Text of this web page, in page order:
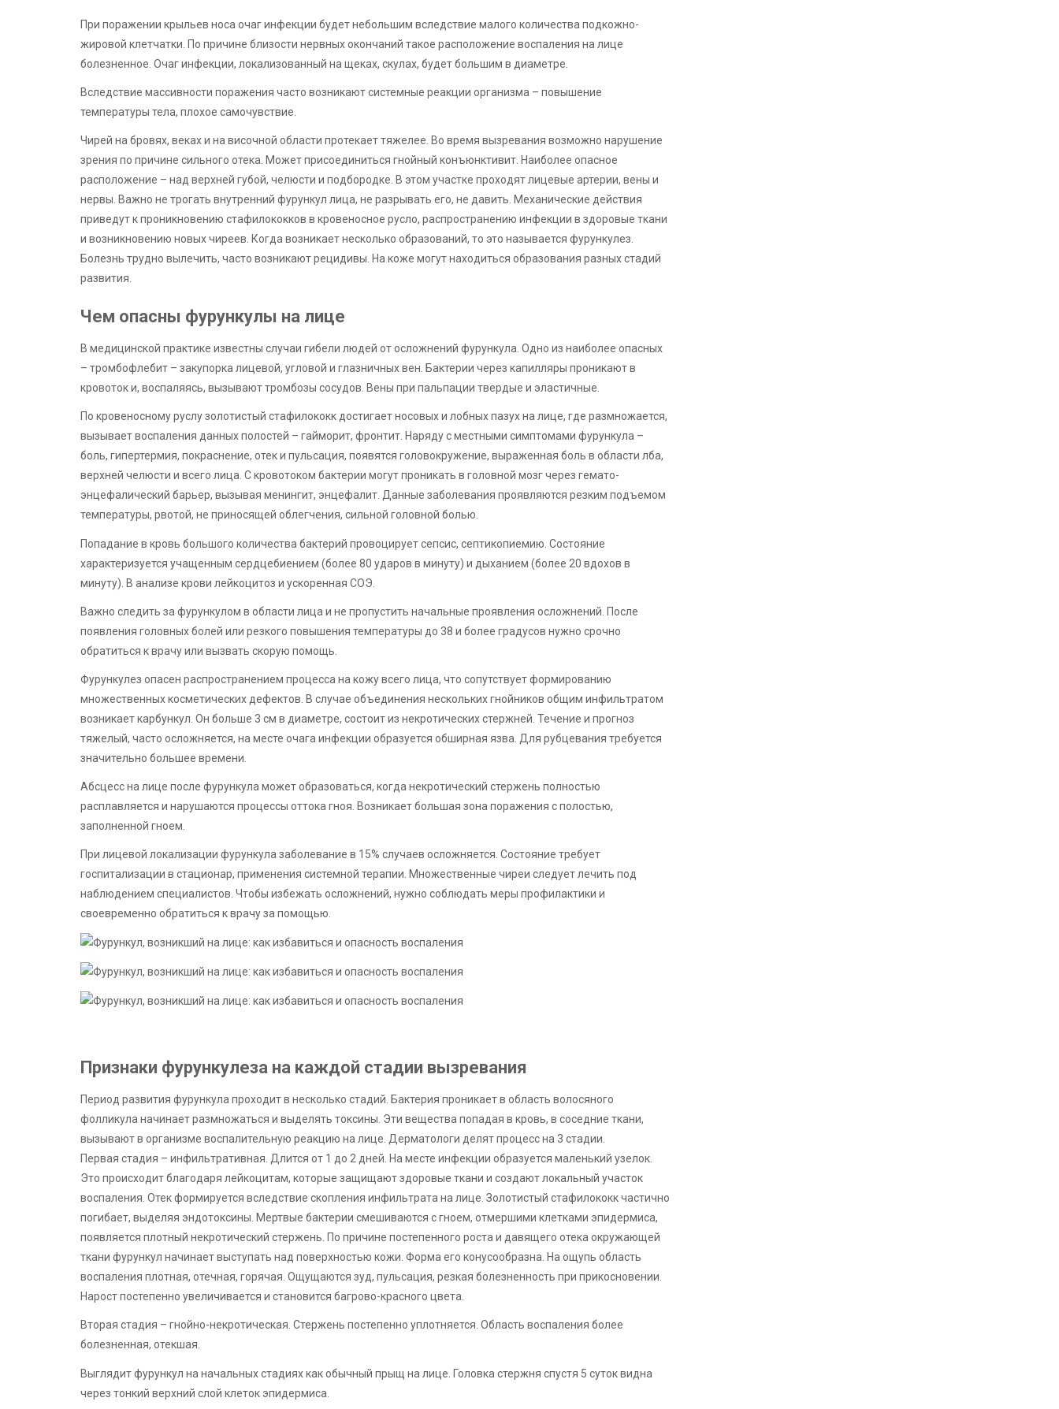
При поражении крыльев носа очаг инфекции будет небольшим вследствие малого количества подкожно-
жировой клетчатки. По причине близости нервных окончаний такое расположение воспаления на лице
болезненное. Очаг инфекции, локализованный на щеках, скулах, будет большим в диаметре.
Вследствие массивности поражения часто возникают системные реакции организма – повышение
температуры тела, плохое самочувствие.
Чирей на бровях, веках и на височной области протекает тяжелее. Во время вызревания возможно нарушение
зрения по причине сильного отека. Может присоединиться гнойный конъюнктивит. Наиболее опасное
расположение – над верхней губой, челюсти и подбородке. В этом участке проходят лицевые артерии, вены и
нервы. Важно не трогать внутренний фурункул лица, не разрывать его, не давить. Механические действия
приведут к проникновению стафилококков в кровеносное русло, распространению инфекции в здоровые ткани
и возникновению новых чиреев. Когда возникает несколько образований, то это называется фурункулез.
Болезнь трудно вылечить, часто возникают рецидивы. На коже могут находиться образования разных стадий
развития.
Чем опасны фурункулы на лице
В медицинской практике известны случаи гибели людей от осложнений фурункула. Одно из наиболее опасных
– тромбофлебит – закупорка лицевой, угловой и глазничных вен. Бактерии через капилляры проникают в
кровоток и, воспаляясь, вызывают тромбозы сосудов. Вены при пальпации твердые и эластичные.
По кровеносному руслу золотистый стафилококк достигает носовых и лобных пазух на лице, где размножается,
вызывает воспаления данных полостей – гайморит, фронтит. Наряду с местными симптомами фурункула –
боль, гипертермия, покраснение, отек и пульсация, появятся головокружение, выраженная боль в области лба,
верхней челюсти и всего лица. С кровотоком бактерии могут проникать в головной мозг через гемато-
энцефалический барьер, вызывая менингит, энцефалит. Данные заболевания проявляются резким подъемом
температуры, рвотой, не приносящей облегчения, сильной головной болью.
Попадание в кровь большого количества бактерий провоцирует сепсис, септикопиемию. Состояние
характеризуется учащенным сердцебиением (более 80 ударов в минуту) и дыханием (более 20 вдохов в
минуту). В анализе крови лейкоцитоз и ускоренная СОЭ.
Важно следить за фурункулом в области лица и не пропустить начальные проявления осложнений. После
появления головных болей или резкого повышения температуры до 38 и более градусов нужно срочно
обратиться к врачу или вызвать скорую помощь.
Фурункулез опасен распространением процесса на кожу всего лица, что сопутствует формированию
множественных косметических дефектов. В случае объединения нескольких гнойников общим инфильтратом
возникает карбункул. Он больше 3 см в диаметре, состоит из некротических стержней. Течение и прогноз
тяжелый, часто осложняется, на месте очага инфекции образуется обширная язва. Для рубцевания требуется
значительно большее времени.
Абсцесс на лице после фурункула может образоваться, когда некротический стержень полностью
расплавляется и нарушаются процессы оттока гноя. Возникает большая зона поражения с полостью,
заполненной гноем.
При лицевой локализации фурункула заболевание в 15% случаев осложняется. Состояние требует
госпитализации в стационар, применения системной терапии. Множественные чиреи следует лечить под
наблюдением специалистов. Чтобы избежать осложнений, нужно соблюдать меры профилактики и
своевременно обратиться к врачу за помощью.
Признаки фурункулеза на каждой стадии вызревания
Период развития фурункула проходит в несколько стадий. Бактерия проникает в область волосяного
фолликула начинает размножаться и выделять токсины. Эти вещества попадая в кровь, в соседние ткани,
вызывают в организме воспалительную реакцию на лице. Дерматологи делят процесс на 3 стадии.
Первая стадия – инфильтративная. Длится от 1 до 2 дней. На месте инфекции образуется маленький узелок.
Это происходит благодаря лейкоцитам, которые защищают здоровые ткани и создают локальный участок
воспаления. Отек формируется вследствие скопления инфильтрата на лице. Золотистый стафилококк частично
погибает, выделяя эндотоксины. Мертвые бактерии смешиваются с гноем, отмершими клетками эпидермиса,
появляется плотный некротический стержень. По причине постепенного роста и давящего отека окружающей
ткани фурункул начинает выступать над поверхностью кожи. Форма его конусообразна. На ощупь область
воспаления плотная, отечная, горячая. Ощущаются зуд, пульсация, резкая болезненность при прикосновении.
Нарост постепенно увеличивается и становится багрово-красного цвета.
Вторая стадия – гнойно-некротическая. Стержень постепенно уплотняется. Область воспаления более
болезненная, отекшая.
Выглядит фурункул на начальных стадиях как обычный прыщ на лице. Головка стержня спустя 5 суток видна
через тонкий верхний слой клеток эпидермиса.